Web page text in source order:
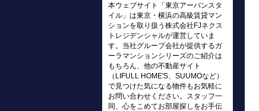
本ウェブサイト「東京アーバンスタ
イル」は東京・横浜の高級賃貸マン
ションを取り扱う株式会社FJネクス
トレジデンシャルが運営していま
す。当社グループ会社が提供するガ
ーラマンションシリーズのご紹介は
もちろん、他の不動産サイト
（LIFULL HOME'S、SUUMOなど）
で見つけた気になる物件もお気軽に
お問い合わせください。スタッフ一
同、心をこめてお部屋探しをお手伝